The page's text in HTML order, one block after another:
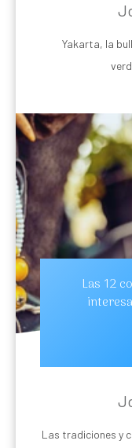
Yakarta, la
Las 12
Las tradiciones y